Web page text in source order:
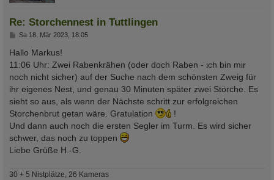
Re: Storchennest in Tuttlingen
B
i
r
g
Sa 18. Mär 2023, 18:05
Hallo Markus!
11:06 Uhr: Zwei Rabenkrähen (oder doch Raben - ich bin mir
noch nicht sicher) auf der Suche nach dem schönsten Zweig für
ihr eigenes Nest, und genau 30 Minuten später zwei Störche. Es
sieht so aus, als wenn der Nächste schritt zur erfolgreichen
Storchenbrut getan wäre. Gratulation
!
Und dann auch noch die ersten Segler im Turm. Es wird sicher
schwer, das noch zu toppen
Liebe Grüße H.-G.
30 + 5 Nistplätze, 26 Kameras